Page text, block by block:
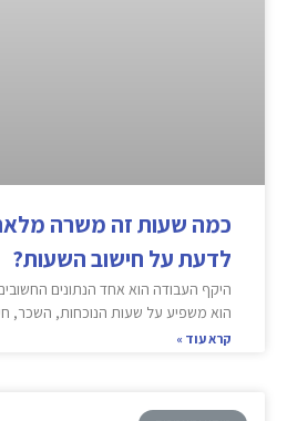
כמה שעות זה משרה
לדעת על חישוב השעות?
היקף העבודה הוא אחד הנתונים
הוא משפיע על שעות הנוכחות, השכר,
קרא עוד »